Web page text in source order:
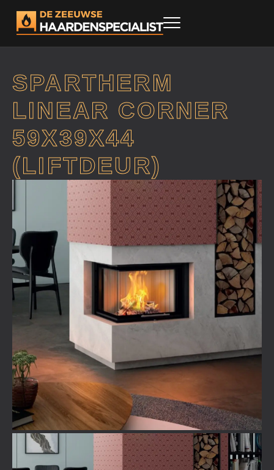
SPARTHERM
LINEAR CORNER
59X39X44
(LIFTDEUR)